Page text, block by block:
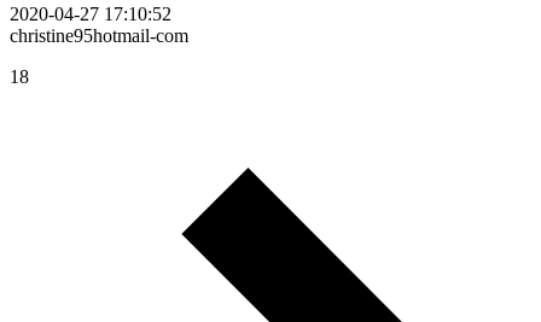
2020-04-27 17:10:52
christine95hotmail-com
18